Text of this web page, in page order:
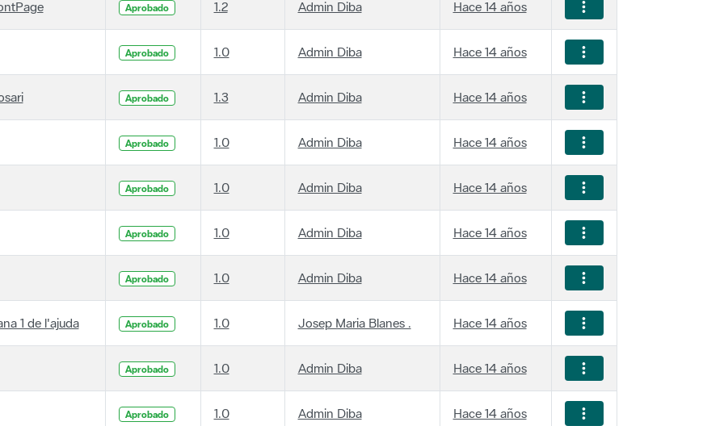
Aprobado 1.0 Admin Diba Hace 14 años
1.3 Admin Diba Hace 14 años
Aprobado 1.0 Admin Diba Hace 14 años
1.0 Admin Diba Hace 14 años
Aprobado 1.0 Admin Diba Hace 14 años
1.0 Admin Diba Hace 14 años
1 de l'ajuda Aprobado 1.0 Josep Maria Blanes . Hace 14 años
1.0 Admin Diba Hace 14 años
Aprobado 1.0 Admin Diba Hace 14 años